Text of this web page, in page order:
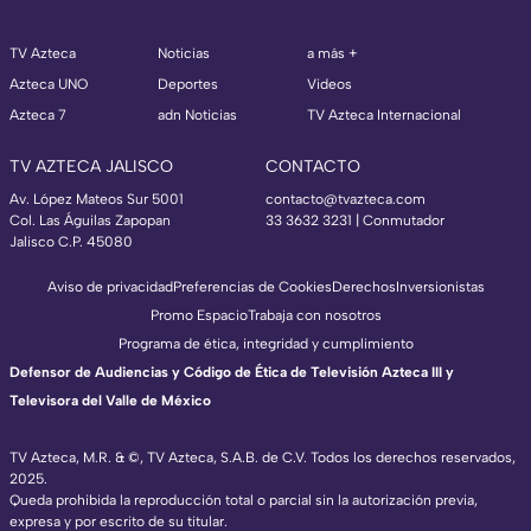
TV Azteca
Azteca UNO
Azteca 7
Noticias
Deportes
adn Noticias
a más +
Videos
TV Azteca Internacional
TV AZTECA JALISCO
Av. López Mateos Sur 5001
Col. Las Águilas Zapopan
Jalisco C.P. 45080
CONTACTO
contacto@tvazteca.com
33 3632 3231 | Conmutador
TV Azteca, M.R. & ©, TV Azteca, S.A.B. de C.V. Todos los derechos reservados,
2025.
Queda prohibida la reproducción total o parcial sin la autorización previa,
expresa y por escrito de su titular.
Aviso de privacidadPreferencias de CookiesDerechosInversionistas
Promo EspacioTrabaja con nosotros
Programa de ética, integridad y cumplimiento
Defensor de Audiencias y Código de Ética de Televisión Azteca III y
Televisora del Valle de México